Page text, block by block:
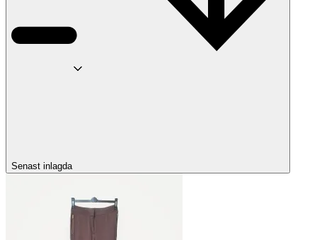
Senast inlagda